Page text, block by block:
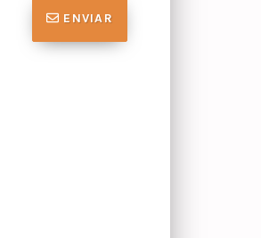
ENVIAR